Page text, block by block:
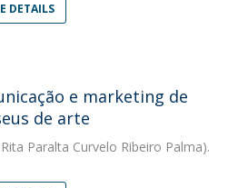
DETAILS
e marketing de
de arte
Paralta Curvelo Ribeiro Palma).